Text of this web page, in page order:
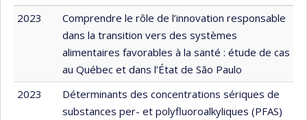
2023
Comprendre le rôle de l’innovation responsable
dans la transition vers des systèmes
alimentaires favorables à la santé : étude de cas
au Québec et dans l’État de São Paulo
2023
Déterminants des concentrations sériques de
substances per- et polyfluoroalkyliques (PFAS)